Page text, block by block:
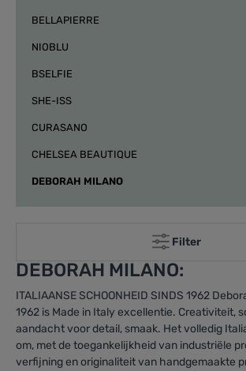
BELLAPIERRE
NIOBLU
BSELFIE
SHE-ISS
CURASANO
CHELSEA BEAUTIQUE
DEBORAH MILANO
Filter
DEBORAH MILANO:
ITALIAANSE SCHOONHEID SINDS 1962
1962 is Made in Italy excellentie. Creativiteit,
aandacht voor detail, smaak. Het volledig
om, met de toegankelijkheid van industriële
verfijning en originaliteit van handgemaakte